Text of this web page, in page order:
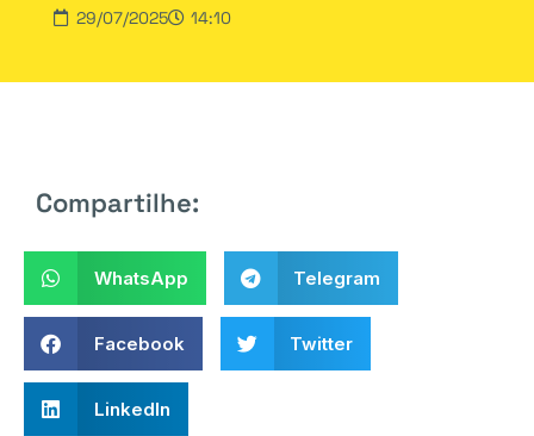
29/07/2025 14:10
Compartilhe:
WhatsApp Telegram
Facebook Twitter
LinkedIn